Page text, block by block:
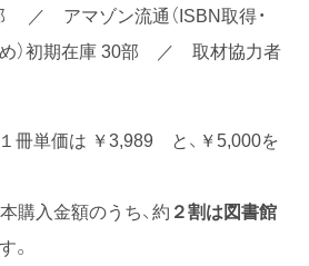
／ アマゾン流通（ISBN取得・
）初期在庫 30部 ／ 取材協力者
冊単価は ￥3,989 と、￥5,000を
購入金額のうち、約 ２割は図書館
。